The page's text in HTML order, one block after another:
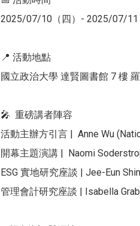
2025/07/10（四）- 2025/07/11
📍 活動地點
國立政治大學 達賢圖書館 7 樓
🎤 重磅講者陣容
活動主辦方引言 | Anne Wu
開幕主題演講 | Naomi
ESG 實地研究座談 | Jee-Eun
管理會計研究座談 | Isabella